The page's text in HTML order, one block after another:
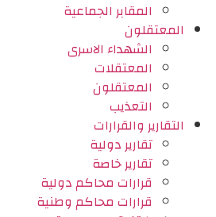
المقابر الجماعية
المعتقلون
الشهداء الاسرى
المعتقلات
المعتقلون
التعذيب
التقارير والقرارات
تقارير دولية
تقارير خاصة
قرارات محاكم دولية
قرارات محاكم وطنية